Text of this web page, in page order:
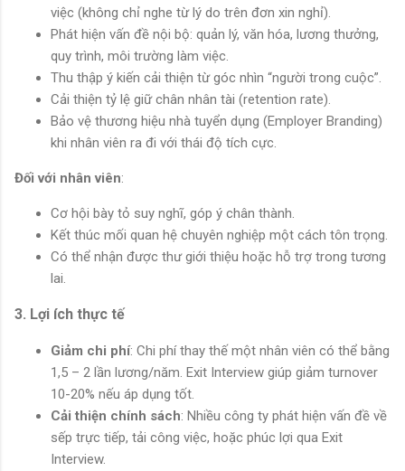
việc (không chỉ nghe từ lý do trên đơn xin nghỉ).
Phát hiện vấn đề nội bộ: quản lý, văn hóa, lương thưởng,
quy trình, môi trường làm việc.
Thu thập ý kiến cải thiện từ góc nhìn “người trong cuộc”.
Cải thiện tỷ lệ giữ chân nhân tài (retention rate).
Bảo vệ thương hiệu nhà tuyển dụng (Employer Branding)
khi nhân viên ra đi với thái độ tích cực.
Đối với nhân viên:
Cơ hội bày tỏ suy nghĩ, góp ý chân thành.
Kết thúc mối quan hệ chuyên nghiệp một cách tôn trọng.
Có thể nhận được thư giới thiệu hoặc hỗ trợ trong tương
lai.
3. Lợi ích thực tế
Giảm chi phí: Chi phí thay thế một nhân viên có thể bằng
1,5 – 2 lần lương/năm. Exit Interview giúp giảm turnover
10-20% nếu áp dụng tốt.
Cải thiện chính sách: Nhiều công ty phát hiện vấn đề về
sếp trực tiếp, tải công việc, hoặc phúc lợi qua Exit
Interview.